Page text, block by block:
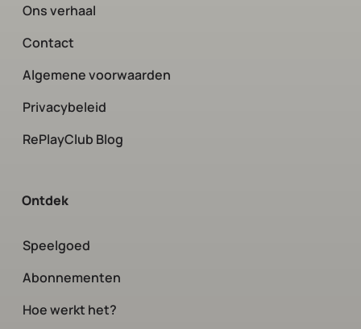
Ons verhaal
Contact
Algemene voorwaarden
Privacybeleid
RePlayClub Blog
Ontdek
Speelgoed
Abonnementen
Hoe werkt het?